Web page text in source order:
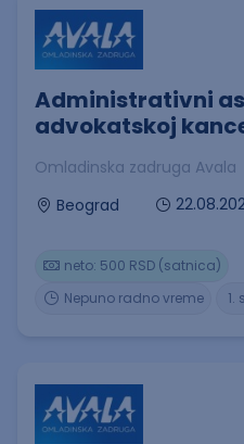
Administrativni
advokatskoj
Omladinska zadruga Avala
Beograd
1.
Nepuno radno vreme
neto: 500 RSD (satnica)